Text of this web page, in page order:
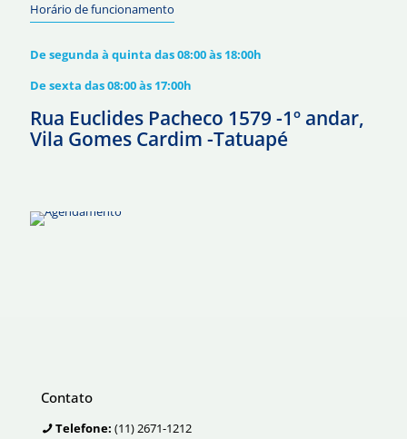
Horário de funcionamento
De segunda à quinta das 08:00 às 18:00h
De sexta das 08:00 às 17:00h
Rua Euclides Pacheco 1579 -1º andar,
Vila Gomes Cardim -Tatuapé
Contato
Telefone: (11) 2671-1212